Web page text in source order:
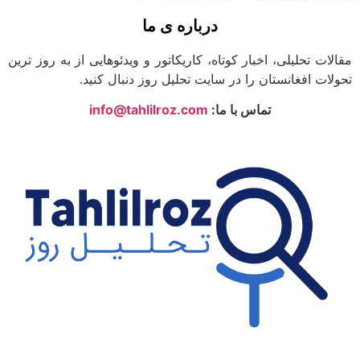
درباره ی ما
مقالات تحلیلی، اخبار کوتاه، کاریکاتور و ویدئوهایی از به روز ترین
تحولات افغانستان را در سایت تحلیل روز دنبال کنید.
تماس با ما: info@tahlilroz.com